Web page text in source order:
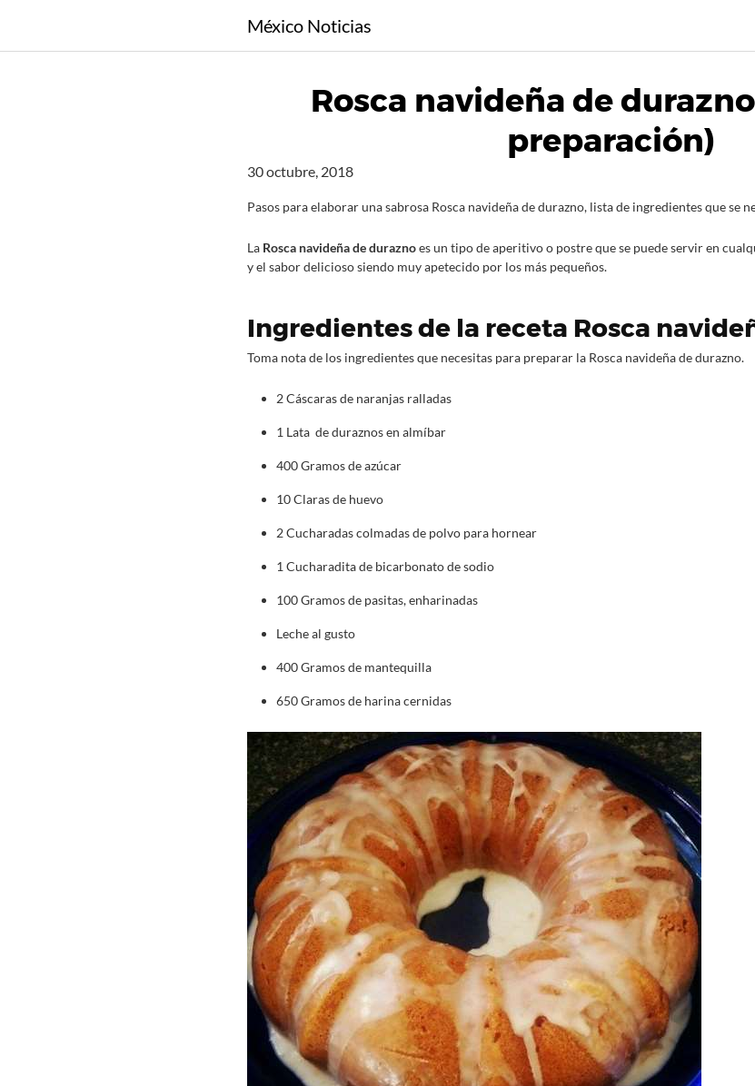
l
México Noticias
Rosca navideña de
preparación)
30 octubre, 2018
Pasos para elaborar una sabrosa Rosca navideña de durazno, lista de ingredientes que se
La Rosca navideña de duraznoes un tipo de aperitivo o postre que se puede servir en
y el sabor delicioso siendo muy apetecido por los más pequeños.
Ingredientes de la receta Rosca
Toma nota de los ingredientes que necesitas para preparar la Rosca navideña de durazno.
2 Cáscaras de naranjas ralladas
1 Lata de duraznos en almíbar
400 Gramos de azúcar
10 Claras de huevo
2 Cucharadas colmadas de polvo para hornear
1 Cucharadita de bicarbonato de sodio
100 Gramos de pasitas, enharinadas
Leche al gusto
400 Gramos de mantequilla
650 Gramos de harina cernidas